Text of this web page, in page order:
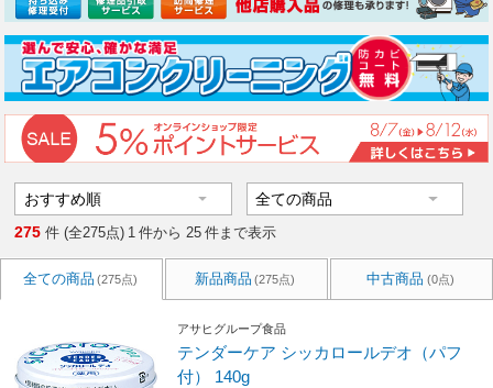
275 件 (全275点) 1 件から 25 件まで表示
全ての商品 (275点) 新品商品 (275点) 中古商品 (0点)
アサヒグループ食品
テンダーケア シッカロールデオ（パフ
付） 140g